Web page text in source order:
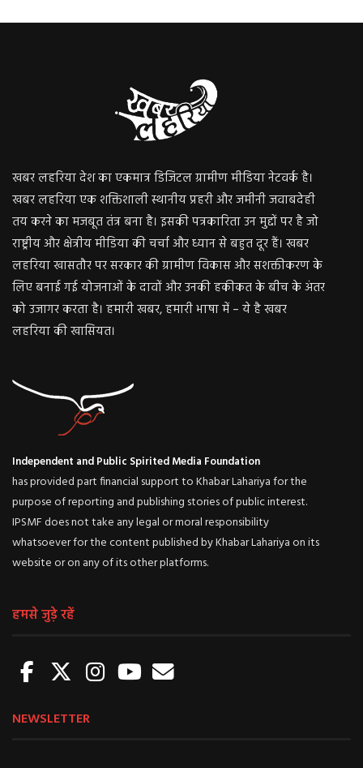
खबर लहरिया देश का एकमात्र डिजिटल ग्रामीण मीडिया नेटवर्क है।
खबर लहरिया एक शक्तिशाली स्थानीय प्रहरी और जमीनी जवाबदेही
तय करने का मजबूत तंत्र बना है। इसकी पत्रकारिता उन मुद्दों पर है जो
राष्ट्रीय और क्षेत्रीय मीडिया की चर्चा और ध्यान से बहुत दूर हैं। खबर
लहरिया खासतौर पर सरकार की ग्रामीण विकास और सशक्तीकरण के
लिए बनाई गई योजनाओं के दावों और उनकी हकीकत के बीच के अंतर
को उजागर करता है। हमारी खबर, हमारी भाषा में – ये है खबर
लहरिया की खासियत।
Independent and Public Spirited Media Foundation
has provided part financial support to Khabar Lahariya for the
purpose of reporting and publishing stories of public interest.
IPSMF does not take any legal or moral responsibility
whatsoever for the content published by Khabar Lahariya on its
website or on any of its other platforms.
हमसे जुड़े रहें
NEWSLETTER